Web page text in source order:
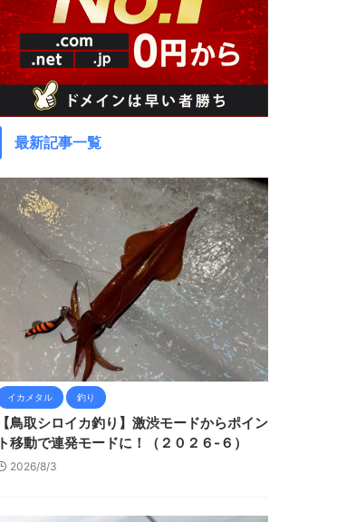
最新記事一覧
イカメタル 釣り
【鳥取シロイカ釣り】激渋モードからポイン
ト移動で連発モードに！（２０２６-６）
2026/8/3